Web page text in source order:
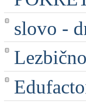
slovo -